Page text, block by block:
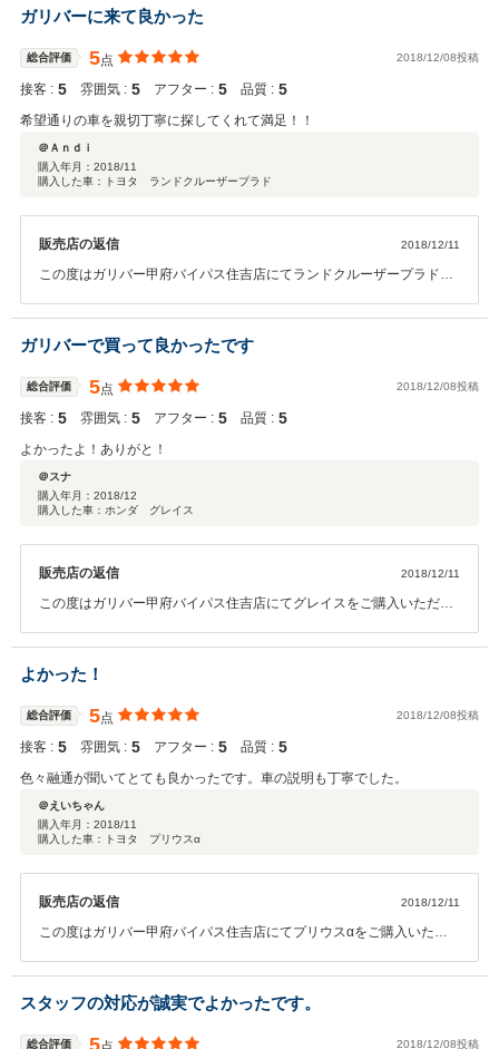
ただきます。宜しくお願い致します！
ガリバーに来て良かった
総合評価 5点 2018/12/08投稿
接客 : 5 雰囲気 : 5 アフター : 5 品質 : 5
希望通りの車を親切丁寧に探してくれて満足！！
＠Ａｎｄｉ
購入年月： 2018/11
購入した車：トヨタ ランドクルーザープラド
販売店の返信 2018/12/11
この度はガリバー甲府バイパス住吉店にてランドクルーザープラドを
お気軽にご連絡ください。今後ともご満足いただけるよう対応させて
いただきます。宜しくお願い致します！
ガリバーで買って良かったです
総合評価 5点 2018/12/08投稿
接客 : 5 雰囲気 : 5 アフター : 5 品質 : 5
よかったよ！ありがと！
＠スナ
購入年月： 2018/12
購入した車：ホンダ グレイス
販売店の返信 2018/12/11
この度はガリバー甲府バイパス住吉店にてグレイスをご購入いただき
ください。今後ともご満足いただけるよう対応させていただきます。
宜しくお願い致します！
よかった！
総合評価 5点 2018/12/08投稿
接客 : 5 雰囲気 : 5 アフター : 5 品質 : 5
色々融通が聞いてとても良かったです。車の説明も丁寧でした。
＠えいちゃん
購入年月： 2018/11
購入した車：トヨタ プリウスα
販売店の返信 2018/12/11
この度はガリバー甲府バイパス住吉店にてプリウスαをご購入いただ
絡ください。今後ともご満足いただけるよう対応させていただきま
す。宜しくお願い致します！
スタッフの対応が誠実でよかったです。
総合評価 5 2018/12/08投稿